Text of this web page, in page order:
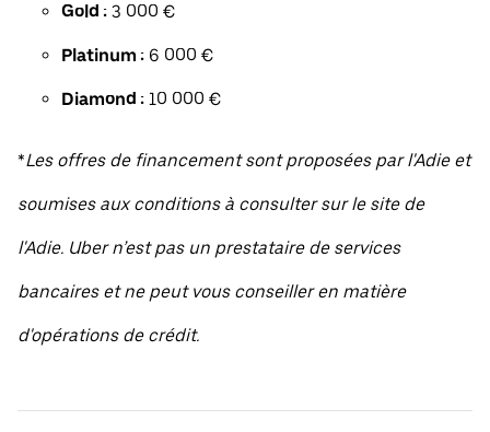
Gold : 3 000 €
Platinum : 6 000 €
Diamond : 10 000 €
*Les offres de financement sont proposées par l'Adie et
soumises aux conditions à consulter sur le site de
l'Adie. Uber n’est pas un prestataire de services
bancaires et ne peut vous conseiller en matière
d'opérations de crédit.